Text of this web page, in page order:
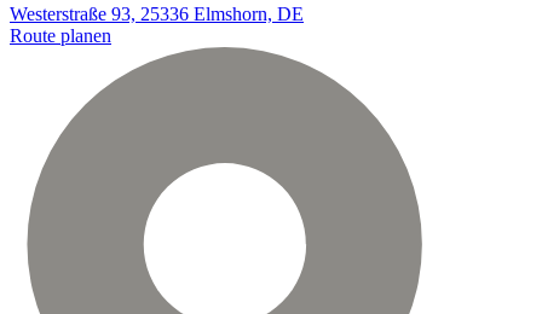
Westerstraße 93, 25336 Elmshorn, DE
Route planen